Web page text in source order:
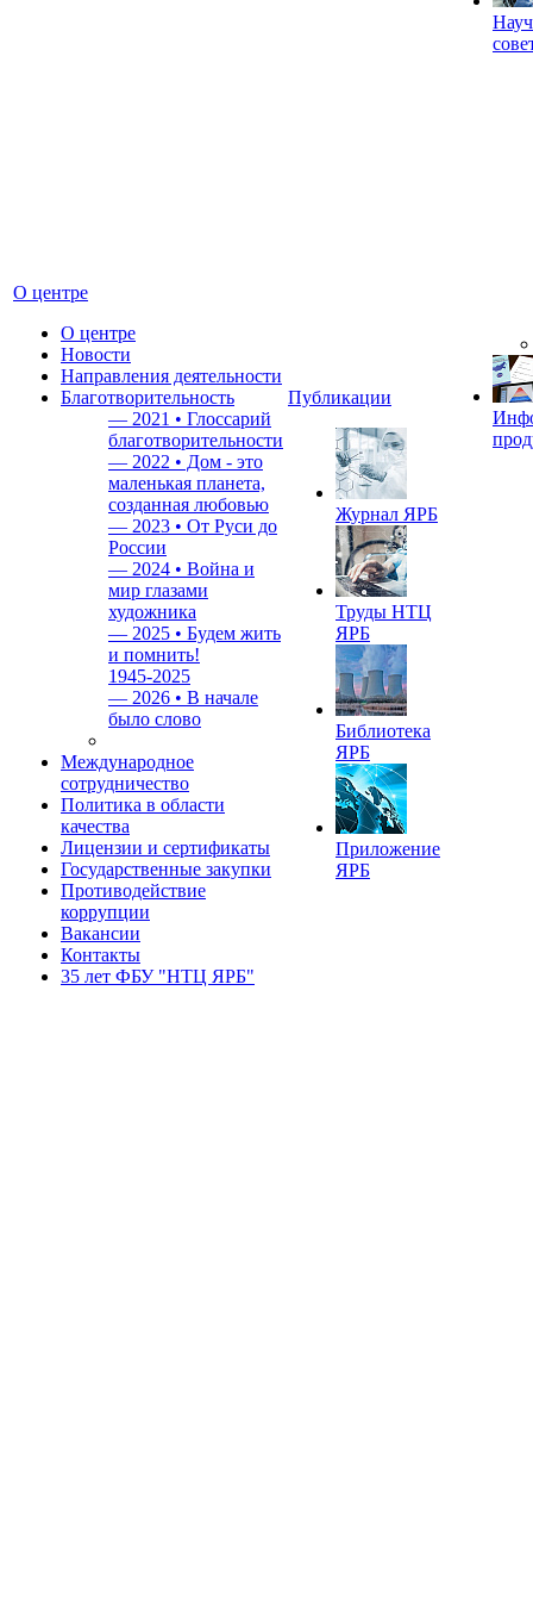
О центре
О центре
Новости
Направления деятельности
Благотворительность
— 2021 • Глоссарий
благотворительности
— 2022 • Дом - это
маленькая планета,
созданная любовью
— 2023 • От Руси до
России
— 2024 • Война и
мир глазами
художника
— 2025 • Будем жить
и помнить!
1945-2025
— 2026 • В начале
было слово
Международное
сотрудничество
Политика в области
качества
Лицензии и сертификаты
Государственные закупки
Противодействие
коррупции
Вакансии
Контакты
35 лет ФБУ "НТЦ ЯРБ"
Публикации
Журнал ЯРБ
Труды НТЦ
ЯРБ
Библиотека
ЯРБ
Приложение
ЯРБ